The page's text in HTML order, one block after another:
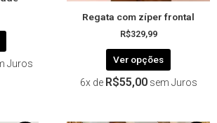
Juros
Regata com zíper frontal
R$329,99
Ver opções
produto
6x de R$55,00 sem Juros